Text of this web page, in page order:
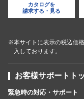
カタログを
請求する・見る
※本サイトに表示の税込価
入しております。
お客様サポートト
緊急時の対応・サポート